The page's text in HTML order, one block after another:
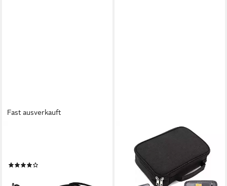
Fast ausverkauft
Federmäppchen
Federmäppchen mit 72Slots
&Fächern,hohe
Kapazität,Bleistift-Organizer,